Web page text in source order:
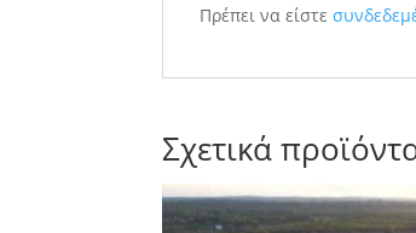
Πρέπει να είστε
Σχετικά